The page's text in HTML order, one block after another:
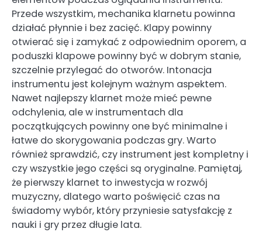
Przede wszystkim, mechanika klarnetu powinna
działać płynnie i bez zacięć. Klapy powinny
otwierać się i zamykać z odpowiednim oporem, a
poduszki klapowe powinny być w dobrym stanie,
szczelnie przylegać do otworów. Intonacja
instrumentu jest kolejnym ważnym aspektem.
Nawet najlepszy klarnet może mieć pewne
odchylenia, ale w instrumentach dla
początkujących powinny one być minimalne i
łatwe do skorygowania podczas gry. Warto
również sprawdzić, czy instrument jest kompletny i
czy wszystkie jego części są oryginalne. Pamiętaj,
że pierwszy klarnet to inwestycja w rozwój
muzyczny, dlatego warto poświęcić czas na
świadomy wybór, który przyniesie satysfakcję z
nauki i gry przez długie lata.